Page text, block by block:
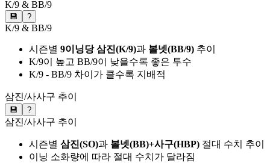
K/9 & BB/9
💾 ?
K/9 & BB/9
시즌별 9이닝당 삼진(K/9)과 볼넷(BB/9) 추이
K/9이 높고 BB/9이 낮을수록 좋은 투수
K/9 - BB/9 차이가 클수록 지배적
삼진/사사구 추이
💾 ?
삼진/사사구 추이
시즌별 삼진(SO)과 볼넷(BB)+사구(HBP) 절대 수치 추이
이닝 소화량에 따라 절대 수치가 달라짐